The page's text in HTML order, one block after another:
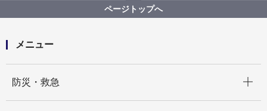
マンションの建替え等の円滑化に関する法律とその手
続き
ページトップへ
メニュー
防災・救急